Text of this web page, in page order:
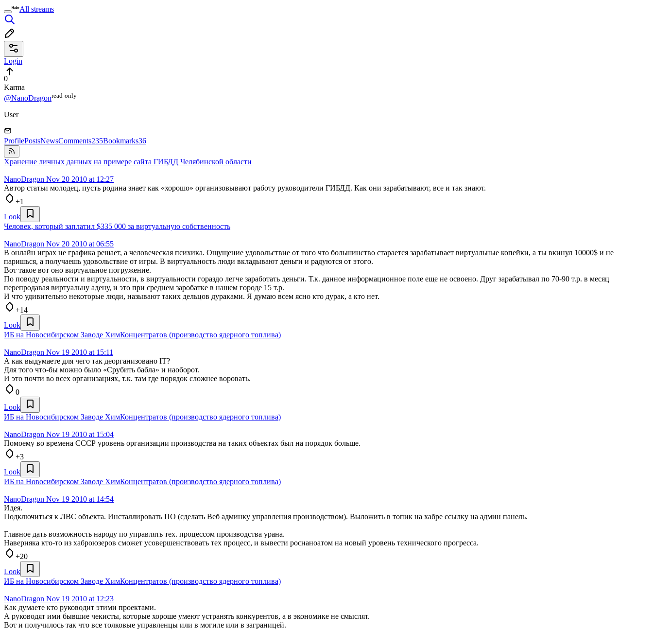
All streams
Login
0
Karma
@NanoDragonread⁠-⁠only
User
ProfilePostsNewsComments235Bookmarks36
Хранение личных данных на примере сайта ГИБДД Челябинской области
NanoDragon Nov 20 2010 at 12:27
Автор статьи молодец, пусть родина знает как «хорошо» организовывают работу руководители ГИБДД. Как они зарабатывают, все и так знают.
+1
Look
Человек, который заплатил $335 000 за виртуальную собственность
NanoDragon Nov 20 2010 at 06:55
В онлайн играх не графика решает, а человеческая психика. Ощущение удовольствие от того что большинство старается зарабатывает виртуальные копейки, а ты вкинул 10000$ и не
паришься, а получаешь удовольствие от игры. В виртуальность люди вкладывают деньги и радуются от этого.
Вот такое вот оно виртуальное погружение.
По поводу реальности и виртуальности, в виртуальности гораздо легче заработать деньги. Т.к. данное информационное поле еще не освоено. Друг зарабатывал по 70-90 т.р. в месяц
перепродавая виртуальну адену, и это при среднем заробатке в нашем городе 15 т.р.
И что удивительно некоторые люди, называют таких дельцов дураками. Я думаю всем ясно кто дурак, а кто нет.
+14
Look
ИБ на Новосибирском Заводе ХимКонцентратов (производство ядерного топлива)
NanoDragon Nov 19 2010 at 15:11
А как выдумаете для чего так деорганизовано IT?
Для того что-бы можно было «Срубить бабла» и наоборот.
И это почти во всех организациях, т.к. там где порядок сложнее воровать.
0
Look
ИБ на Новосибирском Заводе ХимКонцентратов (производство ядерного топлива)
NanoDragon Nov 19 2010 at 15:04
Помоему во времена СССР уровень организации производства на таких объектах был на порядок больше.
+3
Look
ИБ на Новосибирском Заводе ХимКонцентратов (производство ядерного топлива)
NanoDragon Nov 19 2010 at 14:54
Идея.
Подключиться к ЛВС объекта. Инсталлировать ПО (сделать Веб админку управления производством). Выложить в топик на хабре ссылку на админ панель.
Главное дать возможность народу по управлять тех. процессом производства урана.
Наверняка кто-то из хаброюзеров сможет усовершенствовать тех процесс, и вывести роснаноатом на новый уровень технического прогресса.
+20
Look
ИБ на Новосибирском Заводе ХимКонцентратов (производство ядерного топлива)
NanoDragon Nov 19 2010 at 12:23
Как думаете кто руководит этими проектами.
А руководят ими бывшие чекисты, которые хороше умеют устранять конкурентов, а в экономике не смыслят.
Вот и получилось так что все толковые управленцы или в могиле или в заграницей.